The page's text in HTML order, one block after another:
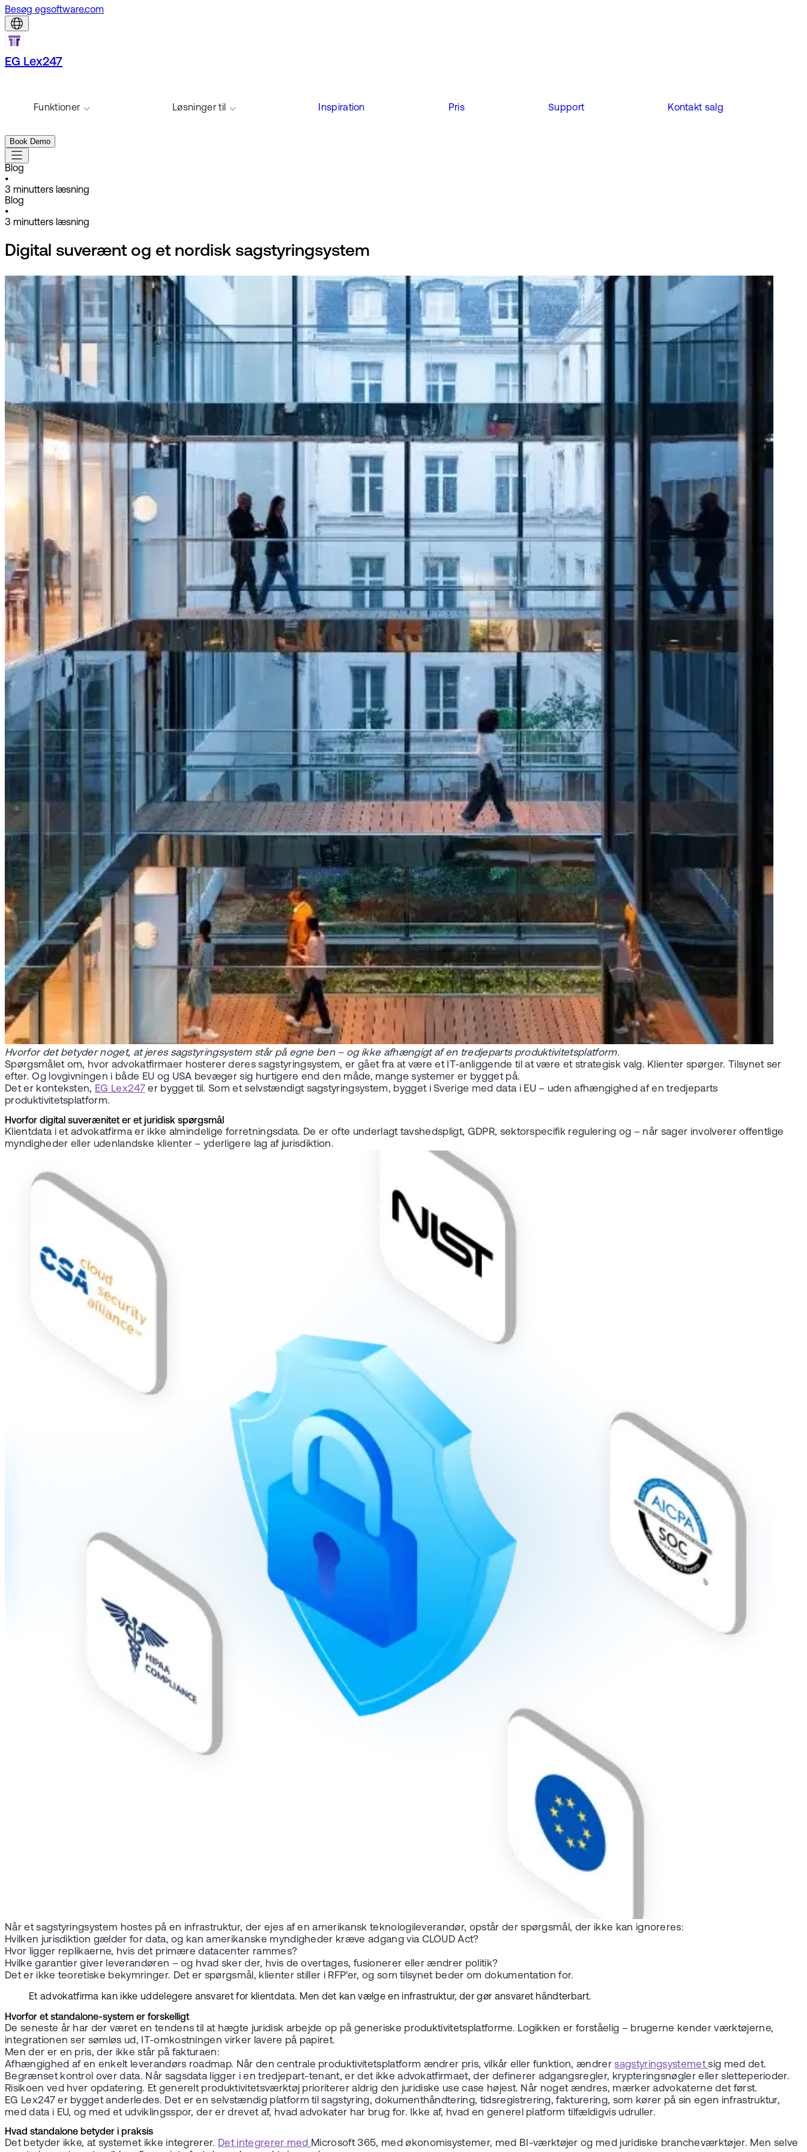
Besøg egsoftware.com
EG Lex247
Funktioner Løsninger til Inspiration Pris Support Kontakt salg
Book Demo
Blog
•
3 minutters læsning
Blog
•
3 minutters læsning
Digital suverænt og et nordisk sagstyringsystem
Hvorfor det betyder noget, at jeres sagstyringsystem står på egne ben – og ikke afhængigt af en tredjeparts produktivitetsplatform.
Spørgsmålet om, hvor advokatfirmaer hosterer deres sagstyringsystem, er gået fra at være et IT-anliggende til at være et strategisk valg. Klienter spørger. Tilsynet ser
efter. Og lovgivningen i både EU og USA bevæger sig hurtigere end den måde, mange systemer er bygget på.
Det er konteksten, EG Lex247 er bygget til. Som et selvstændigt sagstyringsystem, bygget i Sverige med data i EU – uden afhængighed af en tredjeparts
produktivitetsplatform.
Hvorfor digital suverænitet er et juridisk spørgsmål
Klientdata i et advokatfirma er ikke almindelige forretningsdata. De er ofte underlagt tavshedspligt, GDPR, sektorspecifik regulering og – når sager involverer offentlige
myndigheder eller udenlandske klienter – yderligere lag af jurisdiktion.
Når et sagstyringsystem hostes på en infrastruktur, der ejes af en amerikansk teknologileverandør, opstår der spørgsmål, der ikke kan ignoreres:
Hvilken jurisdiktion gælder for data, og kan amerikanske myndigheder kræve adgang via CLOUD Act?
Hvor ligger replikaerne, hvis det primære datacenter rammes?
Hvilke garantier giver leverandøren – og hvad sker der, hvis de overtages, fusionerer eller ændrer politik?
Det er ikke teoretiske bekymringer. Det er spørgsmål, klienter stiller i RFP'er, og som tilsynet beder om dokumentation for.
Et advokatfirma kan ikke uddelegere ansvaret for klientdata. Men det kan vælge en infrastruktur, der gør ansvaret håndterbart.
Hvorfor et standalone-system er forskelligt
De seneste år har der været en tendens til at hægte juridisk arbejde op på generiske produktivitetsplatforme. Logikken er forståelig – brugerne kender værktøjerne,
integrationen ser sømløs ud, IT-omkostningen virker lavere på papiret.
Men der er en pris, der ikke står på fakturaen:
Afhængighed af en enkelt leverandørs roadmap. Når den centrale produktivitetsplatform ændrer pris, vilkår eller funktion, ændrersagstyringsystemetsig med det.
Begrænset kontrol over data. Når sagsdata ligger i en tredjepart-tenant, er det ikke advokatfirmaet, der definerer adgangsregler, krypteringsnøgler eller sletteperioder.
Risikoen ved hver opdatering. Et generelt produktivitetsværktøj prioriterer aldrig den juridiske use case højest. Når noget ændres, mærker advokaterne det først.
EG Lex247 er bygget anderledes. Det er en selvstændig platform til sagstyring, dokumenthåndtering, tidsregistrering, fakturering, som kører på sin egen infrastruktur,
med data i EU, og med et udviklingsspor, der er drevet af, hvad advokater har brug for. Ikke af, hvad en generel platform tilfældigvis udruller.
Hvad standalone betyder i praksis
Det betyder ikke, at systemet ikke integrerer. Det integrerer med Microsoft 365, med økonomisystemer, med BI-værktøjer og med juridiske brancheværktøjer. Men selve